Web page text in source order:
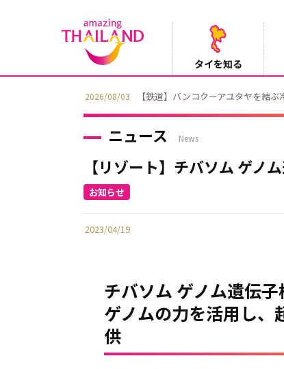
タイを知る
ニュース News
【リゾート】チバソム ゲノ
2023/04/19
チバソム ゲノム遺伝
ゲノムの力を活用し、
供